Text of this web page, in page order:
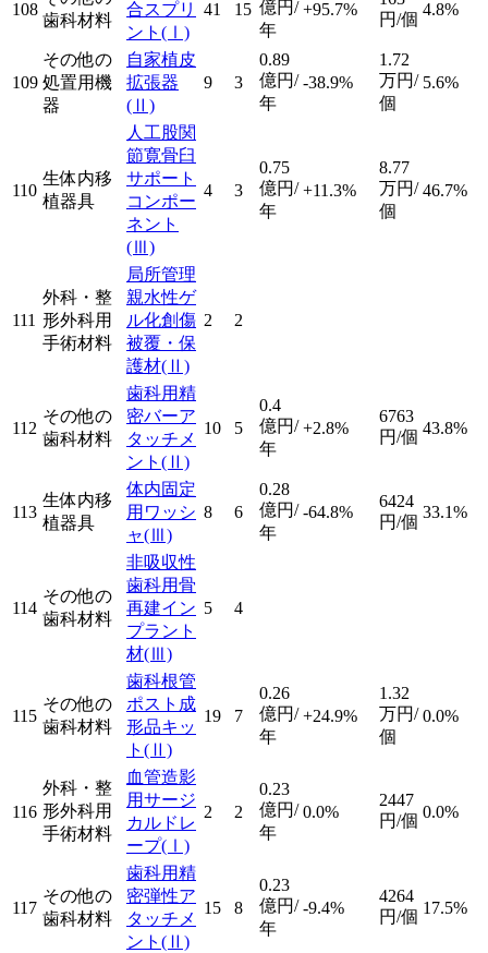
108
歯科材料
合スプリ
ント (Ⅰ)
41 15 億円/
年
+95.7%
円/個
4.8%
109
その他の
処置用機
器
自家植皮
拡張器
(Ⅱ)
9 3
0.89
億円/
年
-38.9%
1.72
万円/
個
5.6%
110
生体内移
植器具
人工股関
節寛骨臼
サポート
コンポー
ネント
(Ⅲ)
4 3
0.75
億円/
年
+11.3%
8.77
万円/
個
46.7%
111
外科・整
形外科用
手術材料
局所管理
親水性ゲ
ル化創傷
被覆・保
護材(Ⅱ)
2 2
112
その他の
歯科材料
歯科用精
密バーア
タッチメ
ント (Ⅱ)
10 5
0.4
億円/
年
+2.8%
6763
円/個 43.8%
113
生体内移
植器具
体内固定
用ワッシ
ャ(Ⅲ)
8 6
0.28
億円/
年
-64.8%
6424
円/個
33.1%
114
その他の
歯科材料
非吸収性
歯科用骨
再建イン
プラント
材(Ⅲ)
5 4
115
その他の
歯科材料
歯科根管
ポスト成
形品キッ
ト (Ⅱ)
19 7
0.26
億円/
年
+24.9%
1.32
万円/
個
0.0%
116
外科・整
形外科用
手術材料
血管造影
用サージ
カルドレ
ープ(Ⅰ)
2 2
0.23
億円/
年
0.0%
2447
円/個 0.0%
117
その他の
歯科材料
歯科用精
密弾性ア
タッチメ
ント (Ⅱ)
15 8
0.23
億円/
年
-9.4%
4264
円/個 17.5%